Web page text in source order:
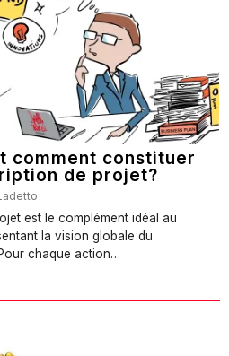
comment constituer
de projet?
est le complément idéal au
la vision globale du
chaque action…